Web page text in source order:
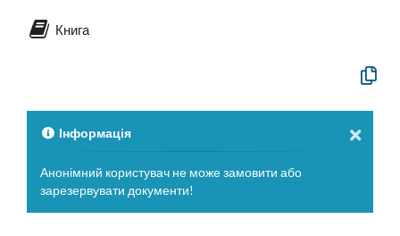
Книга
у
Інформація
Анонімний користувач не може замовити або
зарезервувати документи!